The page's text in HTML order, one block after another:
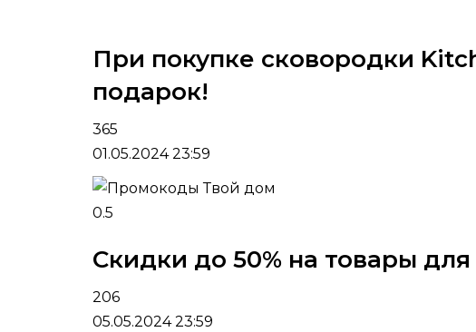
При покупке сковородки
подарок!
365
01.05.2024 23:59
0.5
Скидки до 50% на товары
206
05.05.2024 23:59